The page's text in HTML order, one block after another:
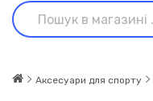
Аксесуари для спорту